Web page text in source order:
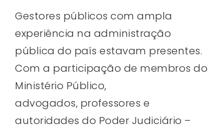
Gestores públicos com ampla
experiência na administração
pública do país estavam presentes.
Com a participação de membros do
Ministério Público,
advogados, professores e
autoridades do Poder Judiciário –